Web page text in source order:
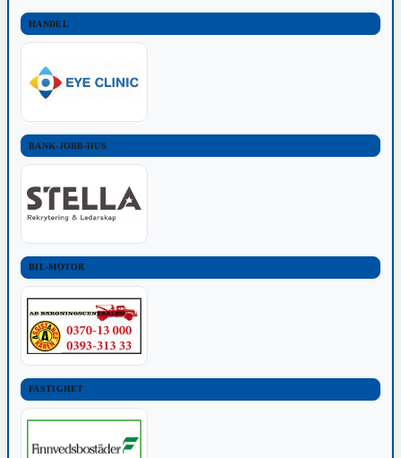
HANDEL
BANK-JOBB-HUS
BIL-MOTOR
FASTIGHET